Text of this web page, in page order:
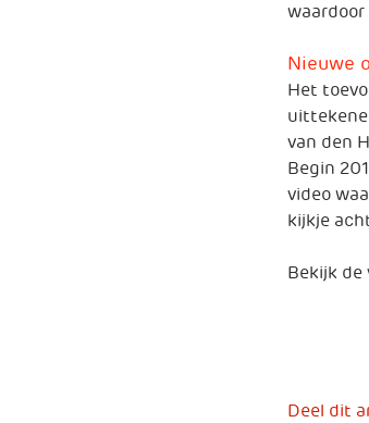
Nieuwe
Het
van den
Begin
video
kijkje
Bekijk de
Deel dit